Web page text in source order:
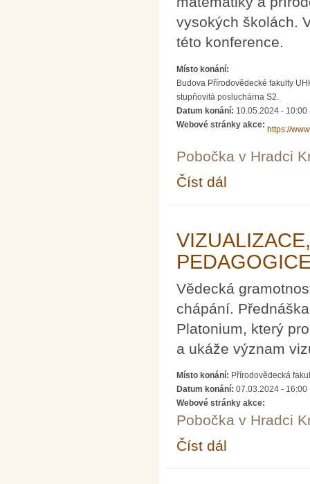
vysokých školách.
této konference.
Místo konání:
Budova Přírodovědecké fakulty
stupňovitá posluchárna S2.
Datum konání: 10.05.2024 - 10:00
Webové stránky akce:
https://
Pobočka v Hradci
Číst dál
Vědecká
chápání.
Platonium, který
a ukáže význam
Místo konání: Přírodovědecká
Datum konání: 07.03.2024 - 16:00
Webové stránky akce:
Pobočka v Hradci
Číst dál